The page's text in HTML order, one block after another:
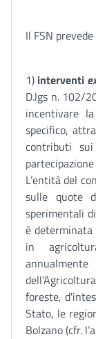
Il FSN
1) interventi
D.lgs n. 102/
incentivare
specifico,
contributi
L’entità del
sulle quote
sperimentali
è
in
foreste,
Stato, le
Bolzano (cfr.